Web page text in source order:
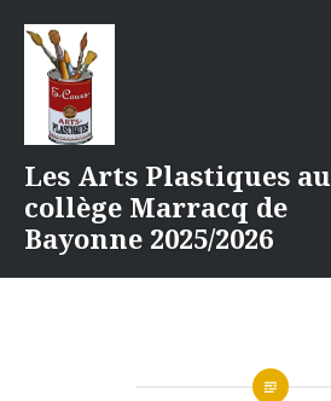
contenu
Les Arts Plastiques au
collège Marracq de
Bayonne 2025/2026